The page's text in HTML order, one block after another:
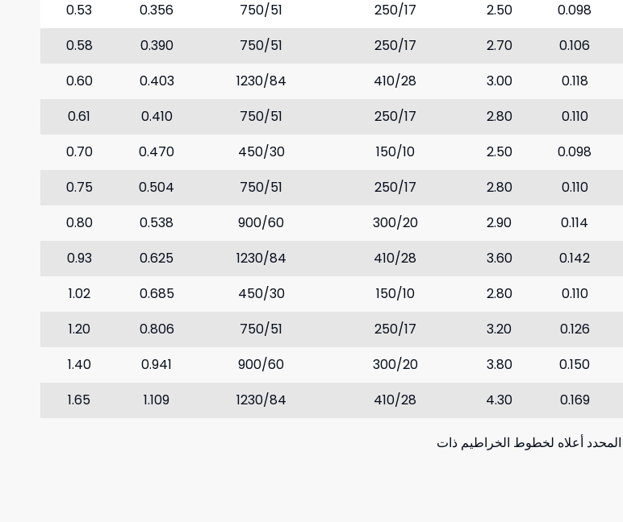
0.098
2.50
250/17
750/51
0.356
0.53
0.106
2.70
250/17
750/51
0.390
0.58
0.118
3.00
410/28
1230/84
0.403
0.60
0.110
2.80
250/17
750/51
0.410
0.61
0.098
2.50
150/10
450/30
0.470
0.70
0.110
2.80
250/17
750/51
0.504
0.75
0.114
2.90
300/20
900/60
0.538
0.80
0.142
3.60
410/28
1230/84
0.625
0.93
0.110
2.80
150/10
450/30
0.685
1.02
0.126
3.20
250/17
750/51
0.806
1.20
0.150
3.80
300/20
900/60
0.941
1.40
0.169
4.30
410/28
1230/84
1.109
1.65
0.217
5.50
أعلاه لخطوط الخراطيم ذات